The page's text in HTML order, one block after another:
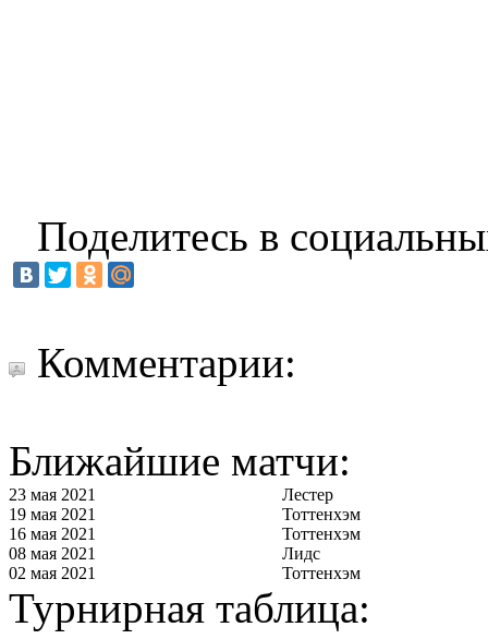
Поделитесь в
Комментарии:
Ближайшие матчи:
23 мая 2021
Лестер
19 мая 2021
Тоттенхэм
16 мая 2021
Тоттенхэм
08 мая 2021
Лидс
02 мая 2021
Тоттенхэм
Турнирная таблица: